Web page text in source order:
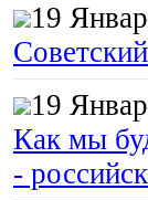
19
19
Как мы
-